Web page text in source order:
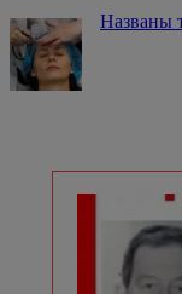
Названы